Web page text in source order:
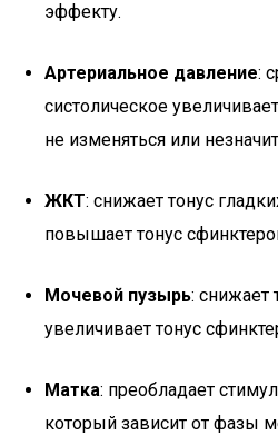
эффекту.
Артериальное давление:
систолическое
не изменяться или
ЖКТ: снижает тонус
повышает тонус
Мочевой пузырь: снижает
увеличивает тонус
Матка: преобладает
который зависит от фазы